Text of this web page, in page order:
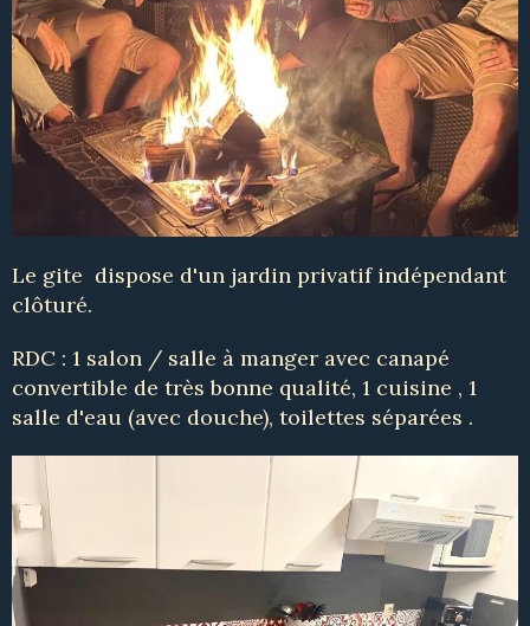
Le gite dispose d'un jardin privatif indépendant
clôturé.
RDC : 1 salon / salle à manger avec canapé
convertible de très bonne qualité, 1 cuisine , 1
salle d'eau (avec douche), toilettes séparées .